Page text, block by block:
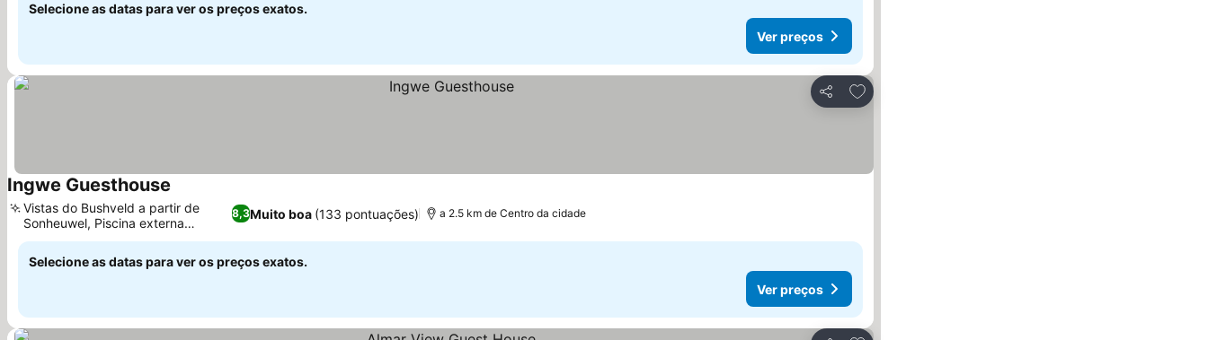
Selecione as datas para ver os preços exatos.
Ver preços
Partilhar
Adicionar aos favoritos
Ingwe Guesthouse
8,3Muito boa (133 pontuações)
Vistas do Bushveld a partir de
Sonheuwel, Piscina externa
convidativa
a 2.5 km de Centro da cidade
Selecione as datas para ver os preços exatos.
Ver preços